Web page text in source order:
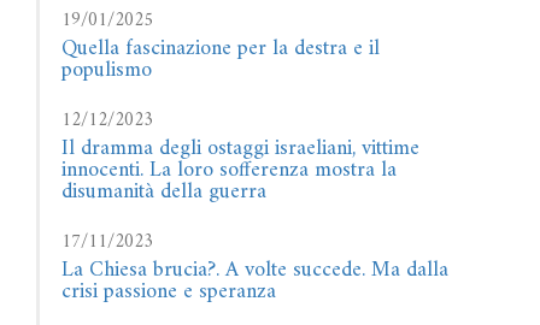
19/01/2025
Quella fascinazione per la destra e il
populismo
12/12/2023
Il dramma degli ostaggi israeliani, vittime
innocenti. La loro sofferenza mostra la
disumanità della guerra
17/11/2023
La Chiesa brucia?. A volte succede. Ma dalla
crisi passione e speranza